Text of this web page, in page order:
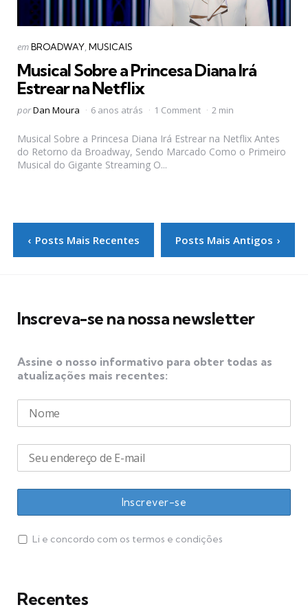
Categorias
Postado
emBROADWAY MUSICAIS
Musical Sobre a Princesa Diana Irá
Estrear na Netflix
Postado
porDan Moura 6 anos atrás 1 Comment 2 min
Musical Sobre a Princesa Diana Irá Estrear na Netflix Antes
do Retorno da Broadway, Sendo Marcado Como o Primeiro
Musical do Gigante Streaming O...
Paginação
de
Posts Mais Recentes Posts Mais Antigos
Inscreva-se na nossa newsletter
Assine o nosso informativo para obter todas as
atualizações mais recentes:
Li e concordo com os termos e condições
Recentes